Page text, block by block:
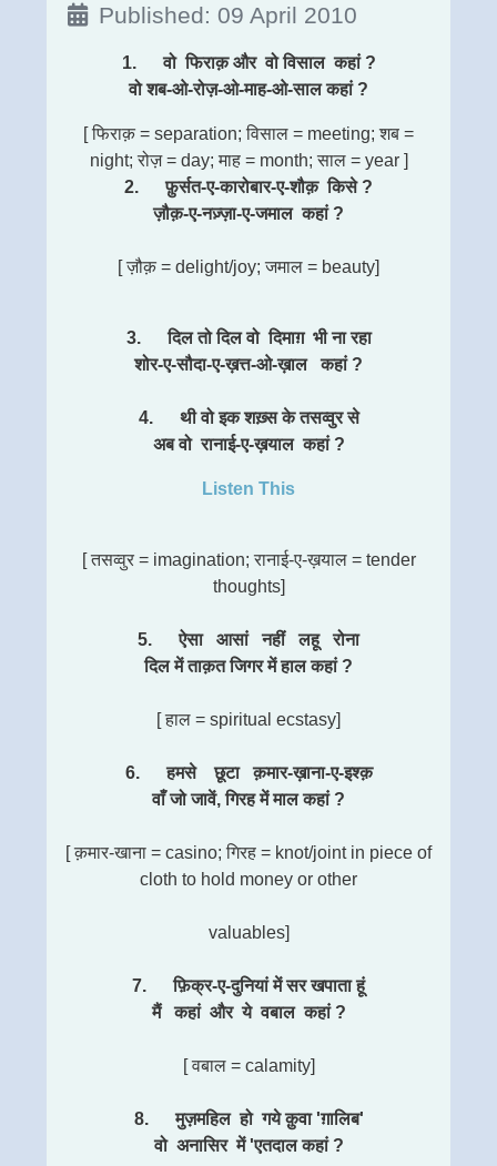
Published: 09 April 2010
1. वो फिराक़ और वो विसाल कहां ?
वो शब-ओ-रोज़-ओ-माह-ओ-साल कहां ?
[ फिराक़ = separation; विसाल = meeting; शब =
night; रोज़ = day; माह = month; साल = year ]
2. फ़ुर्सत-ए-कारोबार-ए-शौक़ किसे ?
ज़ौक़-ए-नज़्ज़ा-ए-जमाल कहां ?
[ ज़ौक़ = delight/joy; जमाल = beauty]
3. दिल तो दिल वो दिमाग़ भी ना रहा
शोर-ए-सौदा-ए-ख़त्त-ओ-ख़ाल कहां ?
4. थी वो इक शख़्स के तसव्वुर से
अब वो रानाई-ए-ख़याल कहां ?
Listen This
[ तसव्वुर = imagination; रानाई-ए-ख़याल = tender
thoughts]
5. ऐसा आसां नहीं लहू रोना
दिल में ताक़त जिगर में हाल कहां ?
[ हाल = spiritual ecstasy]
6. हमसे छूटा क़मार-ख़ाना-ए-इश्क़
वाँ जो जावें, गिरह में माल कहां ?
[ क़मार-खाना = casino; गिरह = knot/joint in piece of
cloth to hold money or other
valuables]
7. फ़िक्र-ए-दुनियां में सर खपाता हूं
मैं कहां और ये वबाल कहां ?
[ वबाल = calamity]
8. मुज़महिल हो गये क़ुवा 'ग़ालिब'
वो अनासिर में 'एतदाल कहां ?